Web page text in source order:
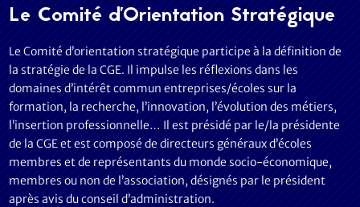
Le Comité d'Orientation Stratégique
Le Comité d’orientation stratégique participe à la définition de
la stratégie de la CGE. Il impulse les réflexions dans les
domaines d’intérêt commun entreprises/écoles sur la
formation, la recherche, l’innovation, l’évolution des métiers,
l’insertion professionnelle… Il est présidé par le/la présidente
de la CGE et est composé de directeurs généraux d’écoles
membres et de représentants du monde socio-économique,
membres ou non de l’association, désignés par le président
après avis du conseil d’administration.